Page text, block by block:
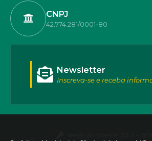
CNPJ
42.774.281/0001-80
Newsletter
Inscreva-se e receba